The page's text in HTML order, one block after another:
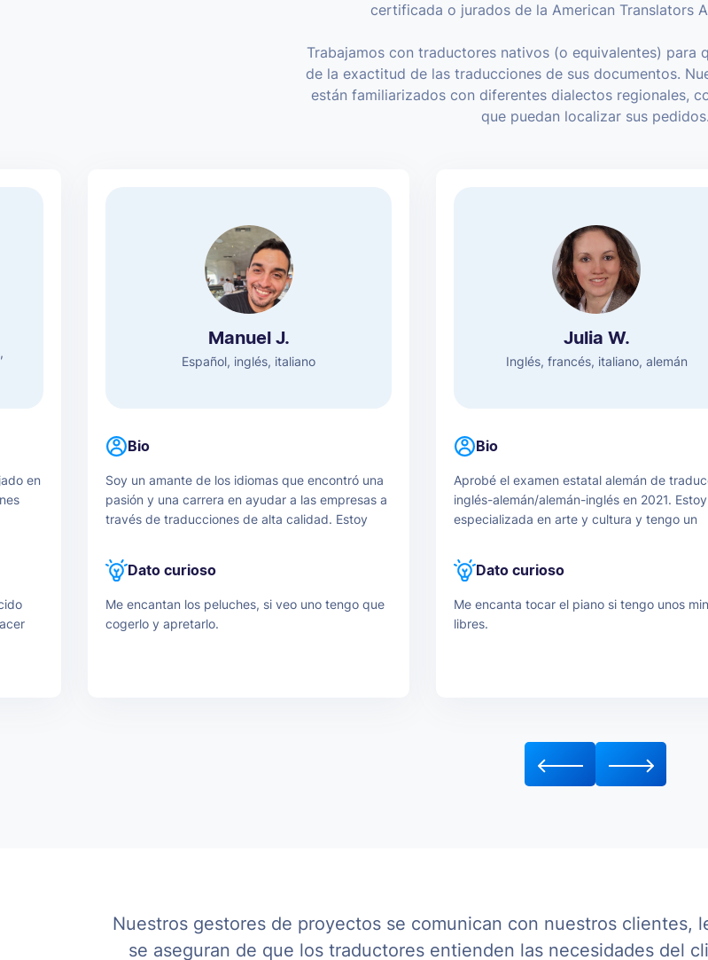
certificada o jurados de la American Translators
Trabajamos con traductores nativos (o equivalentes) para
de la exactitud de las traducciones de sus documentos.
están familiarizados con diferentes dialectos regionales,
que puedan localizar sus pedidos.
en
Manuel J.
Español, inglés, italiano
Bio
Soy un amante de los idiomas que encontró una
pasión y una carrera en ayudar a las empresas a
través de traducciones de alta calidad. Estoy
me impresiona el inglés todos los días, y no
puedo dejar de amar el el italiano.
Dato curioso
Me encantan los peluches, si veo uno tengo que
cogerlo y apretarlo.
Julia W.
Inglés, francés, italiano, alemán
Bio
Aprobé el examen estatal alemán de
inglés-alemán/alemán-inglés en 2021. Estoy
especializada en arte y cultura y tengo un
porque me permite crecer y ampliar mi
mentalidad.
Dato curioso
Me encanta tocar el piano si tengo unos
libres.
Nuestros gestores de proyectos se comunican con nuestros clientes,
se aseguran de que los traductores entienden las necesidades del